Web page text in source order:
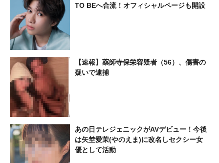
TO BEへ合流！オフィシャルページも開設
【速報】薬師寺保栄容疑者（56）、傷害の
疑いで逮捕
あの日テレジェニックがAVデビュー！今後
は矢埜愛茉(やのえま)に改名しセクシー女
優として活動